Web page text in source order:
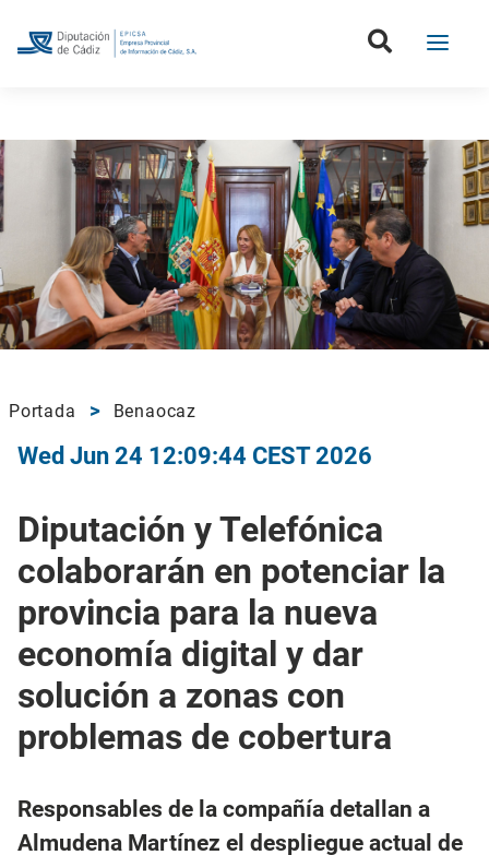
Portada Benaocaz
Wed Jun 24 12:09:44 CEST 2026
Diputación y Telefónica
colaborarán en potenciar la
provincia para la nueva
economía digital y dar
solución a zonas con
problemas de cobertura
Responsables de la compañía detallan a
Almudena Martínez el despliegue actual de